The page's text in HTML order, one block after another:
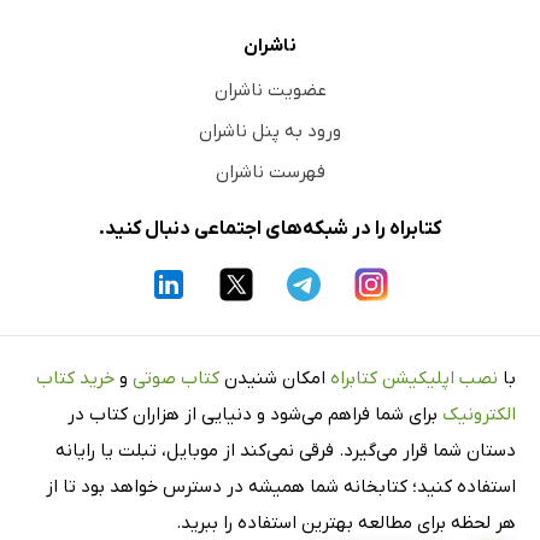
توجه آگاهانه به سیستم عصبی
تمرین: نام‌های خودکار
پیش‌زمینه
مراحل نوشتن نام
ناشران
عضویت ناشران
ورود به پنل ناشران
فهرست ناشران
کتابراه را در شبکه‌های اجتماعی دنبال کنید.
با نصب اپلیکیشن کتابراه امکان شنیدن کتاب صوتی و خرید کتاب
الکترونیک برای شما فراهم می‌شود و دنیایی از هزاران کتاب در
دستان شما قرار می‌گیرد. فرقی نمی‌کند از موبایل، تبلت یا رایانه
استفاده کنید؛ کتابخانه شما همیشه در دسترس خواهد بود تا از
هر لحظه برای مطالعه بهترین استفاده را ببرید.